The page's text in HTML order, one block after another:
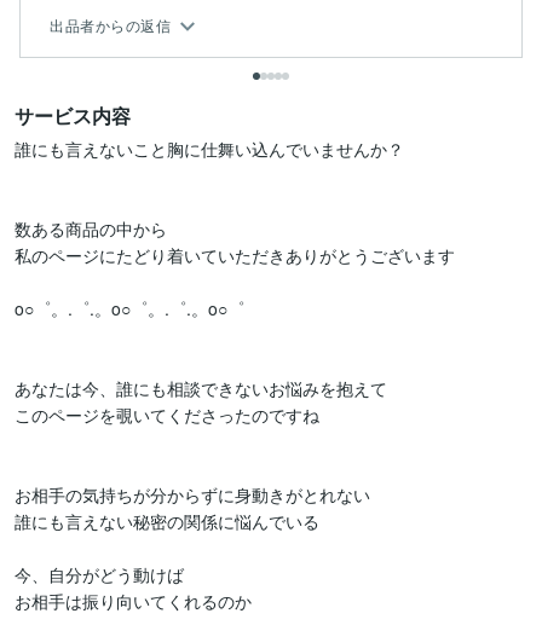
出品者からの返信
サービス内容
誰にも言えないこと胸に仕舞い込んでいませんか？
数ある商品の中から
私のページにたどり着いていただきありがとうございます
o○゜。.゜.。o○゜。.゜.。o○゜
あなたは今、誰にも相談できないお悩みを抱えて
このページを覗いてくださったのですね
お相手の気持ちが分からずに身動きがとれない
誰にも言えない秘密の関係に悩んでいる
今、自分がどう動けば
お相手は振り向いてくれるのか